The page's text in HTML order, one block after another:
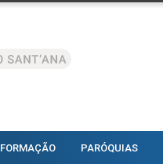
FORMAÇÃO PARÓQUIAS